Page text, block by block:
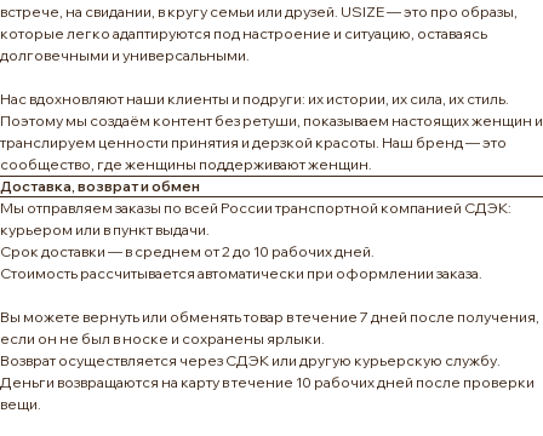
встрече, на свидании, в кругу семьи или друзей. USIZE — это про образы,
которые легко адаптируются под настроение и ситуацию, оставаясь
долговечными и универсальными.
Нас вдохновляют наши клиенты и подруги: их истории, их сила, их стиль.
Поэтому мы создаём контент без ретуши, показываем настоящих женщин и
транслируем ценности принятия и дерзкой красоты. Наш бренд — это
сообщество, где женщины поддерживают женщин.
Доставка, возврат и обмен
Мы отправляем заказы по всей России транспортной компанией СДЭК:
курьером или в пункт выдачи.
Срок доставки — в среднем от 2 до 10 рабочих дней.
Стоимость рассчитывается автоматически при оформлении заказа.
Вы можете вернуть или обменять товар в течение 7 дней после получения,
если он не был в носке и сохранены ярлыки.
Возврат осуществляется через СДЭК или другую курьерскую службу.
Деньги возвращаются на карту в течение 10 рабочих дней после проверки
вещи.